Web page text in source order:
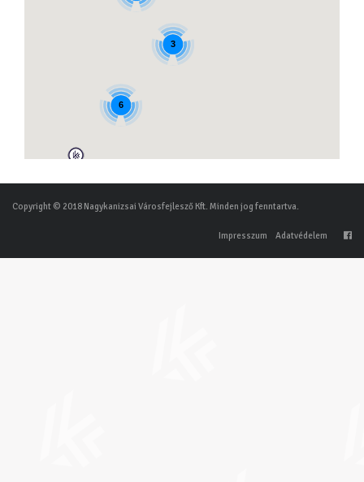
6
3
Copyright © 2018 Nagykanizsai Városfejlesző Kft. Minden jog fenntartva.
Impresszum Adatvédelem